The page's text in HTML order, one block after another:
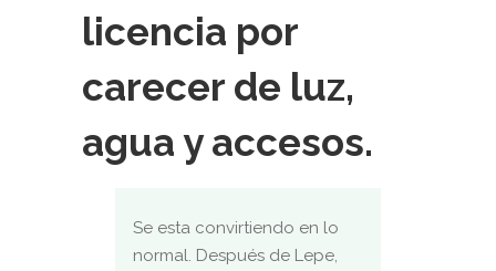
licencia por
carecer de luz,
agua y accesos.
Se esta convirtiendo en lo
normal. Después de Lepe,